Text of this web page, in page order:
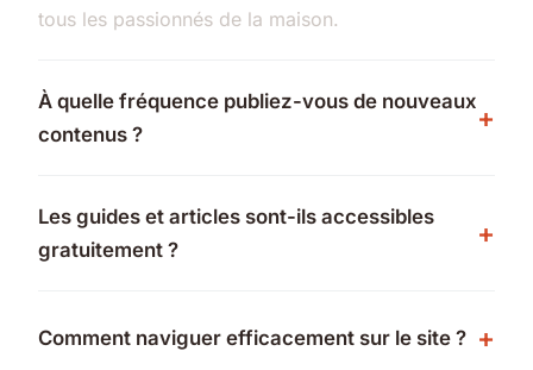
tous les passionnés de la maison.
À quelle fréquence publiez-vous de nouveaux
contenus ?
Les guides et articles sont-ils accessibles
gratuitement ?
Comment naviguer efficacement sur le site ?